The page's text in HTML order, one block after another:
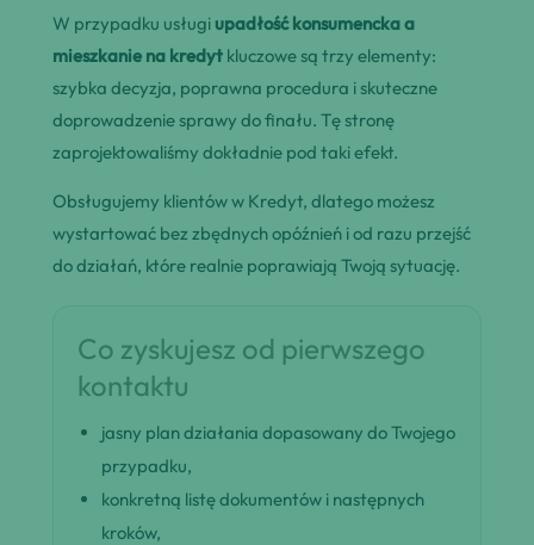
W przypadku usługi upadłość konsumencka a
mieszkanie na kredyt kluczowe są trzy elementy:
szybka decyzja, poprawna procedura i skuteczne
doprowadzenie sprawy do finału. Tę stronę
zaprojektowaliśmy dokładnie pod taki efekt.
Obsługujemy klientów w Kredyt, dlatego możesz
wystartować bez zbędnych opóźnień i od razu przejść
do działań, które realnie poprawiają Twoją sytuację.
Co zyskujesz od pierwszego
kontaktu
jasny plan działania dopasowany do Twojego
przypadku,
konkretną listę dokumentów i następnych
kroków,